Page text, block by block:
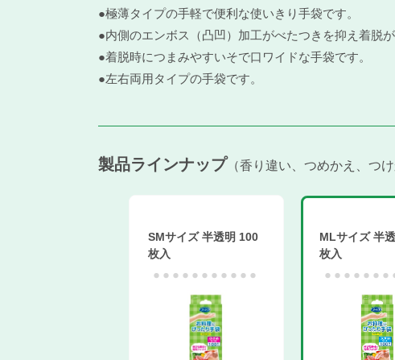
●極薄タイプの手軽で便利な使いきり手袋です。
●内側のエンボス（凸凹）加工がべたつきを抑え着脱が
●着脱時につまみやすいそで口ワイドな手袋です。
●左右両用タイプの手袋です。
製品ラインナップ 香り違い、つめかえ、つ
SMサイズ 半透明 100
枚入
MLサイズ 半
枚入